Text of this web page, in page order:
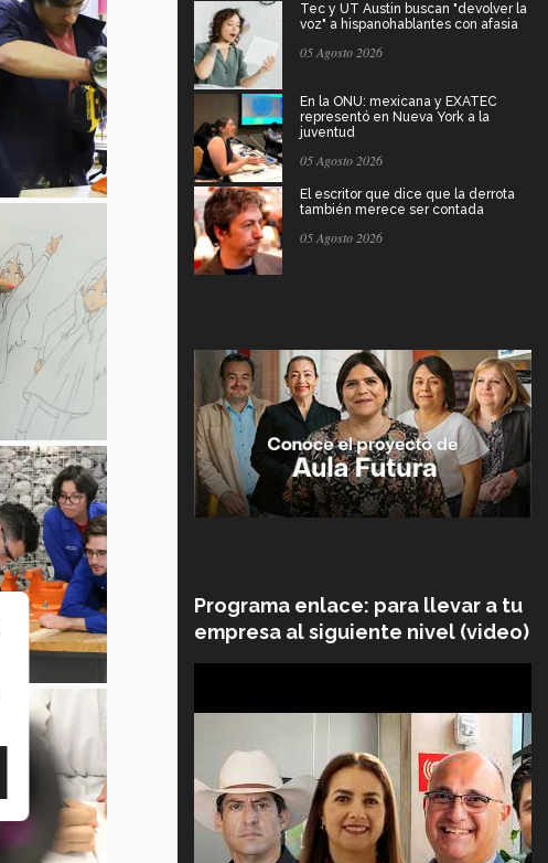
Tec y UT Austin buscan "devolver la
voz" a hispanohablantes con afasia
05 Agosto 2026
En la ONU: mexicana y EXATEC
representó en Nueva York a la
juventud
05 Agosto 2026
El escritor que dice que la derrota
también merece ser contada
05 Agosto 2026
Programa enlace: para llevar a tu
empresa al siguiente nivel (video)